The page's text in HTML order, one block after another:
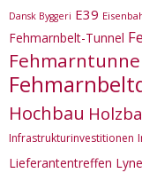
Dansk Byggeri E39
Fehmarnbelt-Tunnel
Hochbau
Infrastrukturinvestitionen
Lieferantentreffen